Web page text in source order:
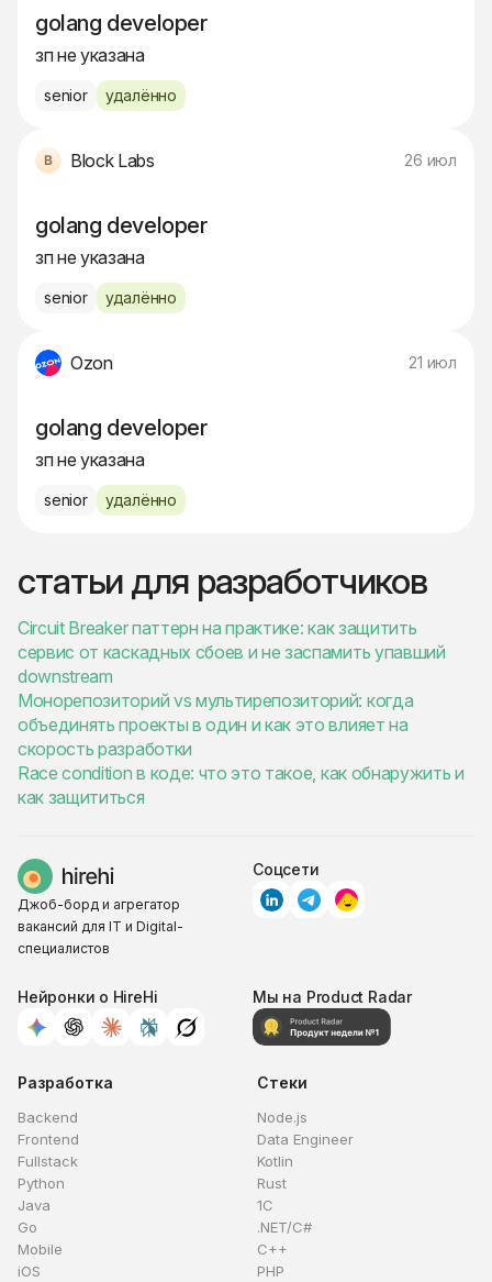
golang developer
зп не указана
senior удалённо
Block Labs 26 июл
golang developer
зп не указана
senior удалённо
Ozon 21 июл
golang developer
зп не указана
senior удалённо
статьи для разработчиков
Circuit Breaker паттерн на практике: как защитить
сервис от каскадных сбоев и не заспамить упавший
downstream
Монорепозиторий vs мультирепозиторий: когда
объединять проекты в один и как это влияет на
скорость разработки
Race condition в коде: что это такое, как обнаружить и
как защититься
Джоб-борд и агрегатор
вакансий для IT и Digital-
специалистов
Соцсети
Нейронки о HireHi Мы на Product Radar
Разработка
Backend
Frontend
Fullstack
Python
Java
Go
Mobile
iOS
Стеки
Node.js
Data Engineer
Kotlin
Rust
1C
.NET/C#
C++
PHP